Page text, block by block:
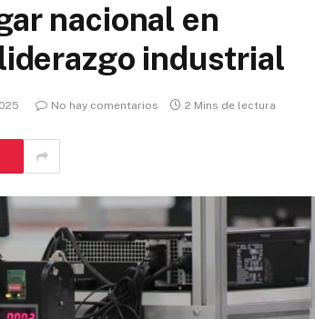
nacional en
industrial
No hay comentarios 2 Mins de lectura